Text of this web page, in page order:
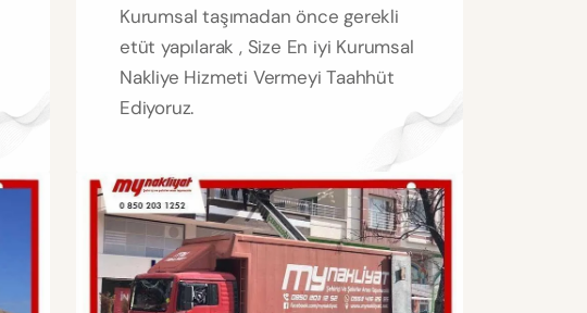
Kurumsal taşımadan önce gerekli
etüt yapılarak , Size En iyi Kurumsal
Nakliye Hizmeti Vermeyi Taahhüt
Ediyoruz.